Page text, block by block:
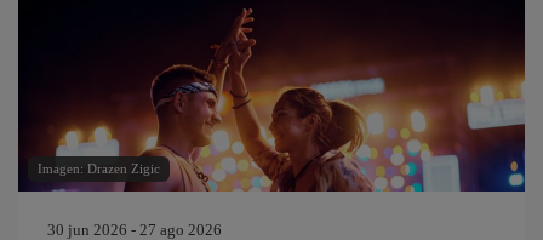
Imagen: Drazen Zigic
30 jun 2026 - 27 ago 2026